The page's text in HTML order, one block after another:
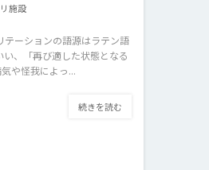
施設
ーションの語源はラテン語
、「再び適した状態となる
や怪我によっ...
続きを読む